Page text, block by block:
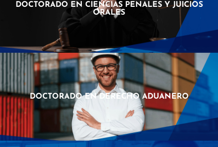
DOCTORADO EN CIENCIAS PENALES Y JUICIOS
ORALES
DOCTORADO EN DERECHO ADUANERO